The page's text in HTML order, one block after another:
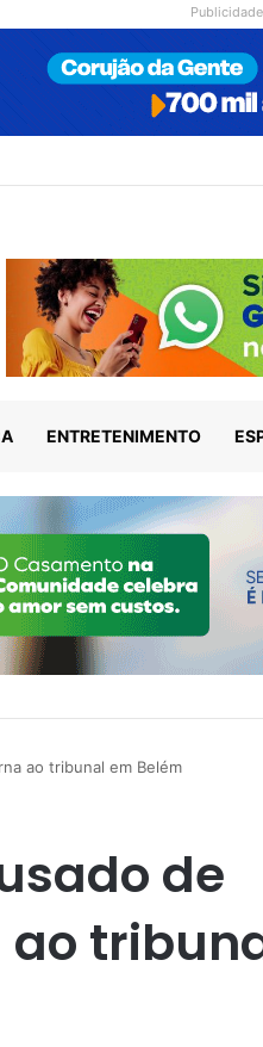
Publicidade
ENTRETENIMENTO
ao tribunal em Belém
de